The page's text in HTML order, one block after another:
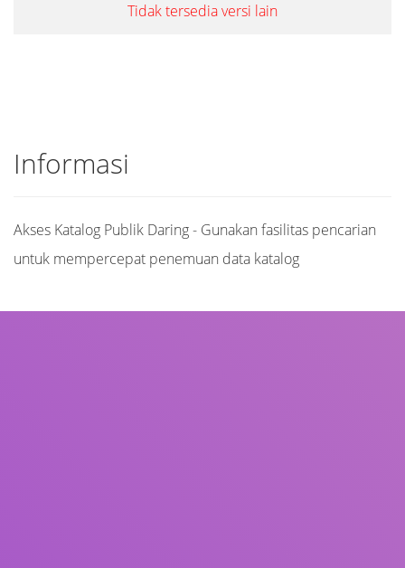
Tidak tersedia versi lain
Informasi
Akses Katalog Publik Daring - Gunakan fasilitas pencarian
untuk mempercepat penemuan data katalog